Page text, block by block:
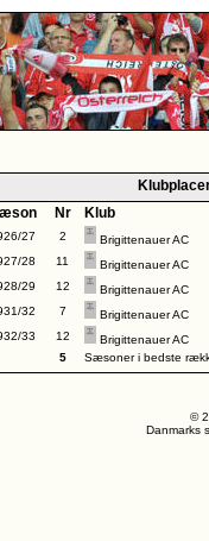
Nr Klub
27 2
Brigittenauer AC
28
11
Brigittenauer AC
29
12
Brigittenauer AC
32
7
Brigittenauer AC
33
12
Brigittenauer AC
5
Sæsoner i bedste
©
Danmarks